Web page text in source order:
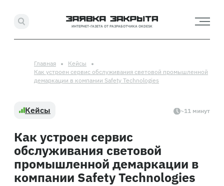
ИНТЕРНЕТ-ГАЗЕТА ОТ РАЗРАБОТЧИКА OKDESK
Главная
Кейсы
Как устроен сервис обслуживания световой промышленной
демаркации в компании Safety Technologies
Кейсы ~11 минут
Как устроен сервис
обслуживания световой
промышленной демаркации в
компании Safety Technologies